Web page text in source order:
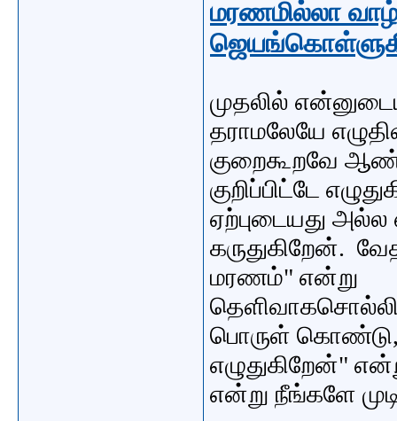
மரணமில்லா
முதலில்
தராமலேயே
குறைகூறவே
குறிப்பிட்டே
ஏற்புடையது
கருதுகிறேன்.
மரணம்" என்று
பொருள் கொண்டு,
எழுதுகிறேன்"
என்று நீங்களே